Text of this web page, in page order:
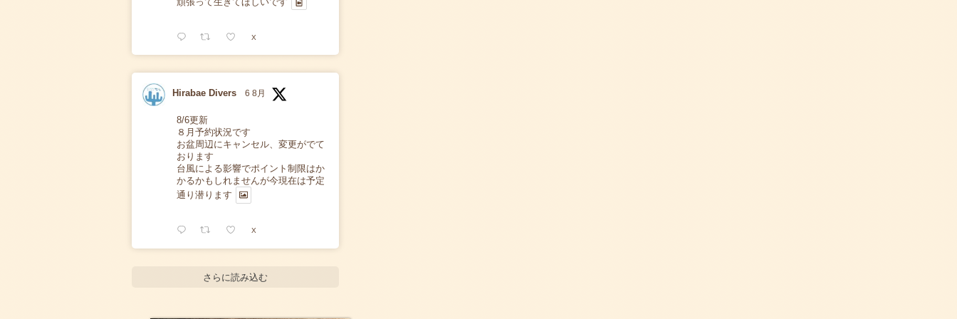
X
Hirabae Divers 6 8月
8/6更新
８月予約状況です
お盆周辺にキャンセル、変更がでて
おります
台風による影響でポイント制限はか
かるかもしれませんが今現在は予定
通り潜ります
X
さらに読み込む